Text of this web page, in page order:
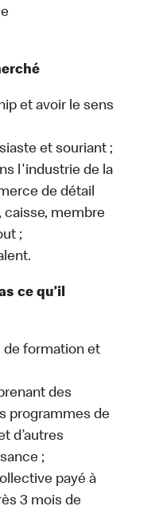
et avoir le sens
et souriant ;
l'industrie de la
de détail
caisse, membre
;
ce qu’il
de formation et
des
programmes de
d’autres
;
payé à
3 mois de